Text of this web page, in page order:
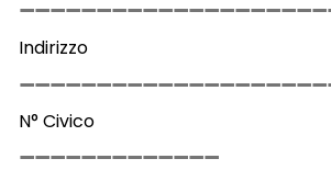
Indirizzo
N° Civico